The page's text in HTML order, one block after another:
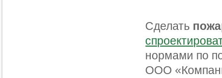
Сделать
нормами по
ООО